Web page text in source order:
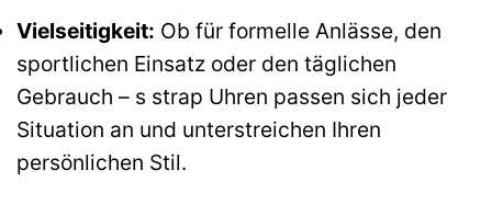
Vielseitigkeit: Ob für formelle Anlässe, den
sportlichen Einsatz oder den täglichen
Gebrauch – s strap Uhren passen sich jeder
Situation an und unterstreichen Ihren
persönlichen Stil.